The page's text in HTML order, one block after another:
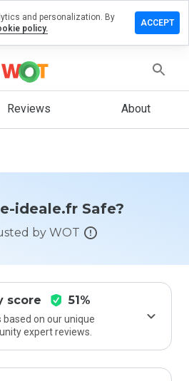
Reviews About
ideale.fr Safe?
by WOT
score 51%
based on our unique
expert reviews.
and personalization. By
policy.
ACCEPT